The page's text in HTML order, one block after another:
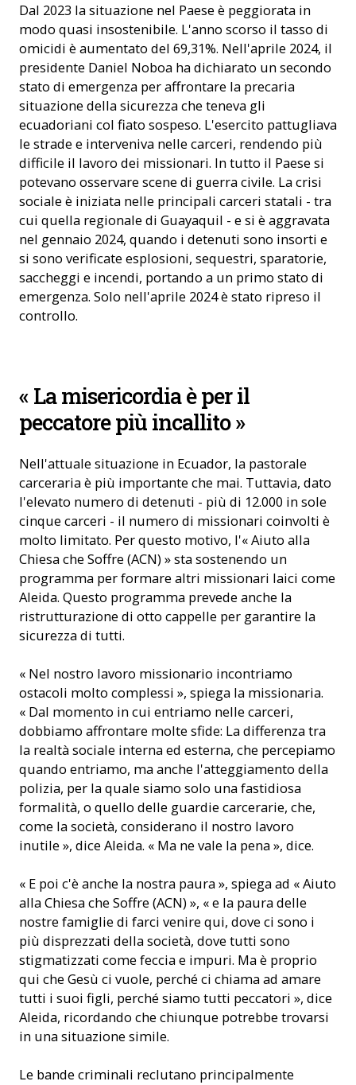
Dal 2023 la situazione nel Paese è peggiorata in
modo quasi insostenibile. L'anno scorso il tasso di
omicidi è aumentato del 69,31%. Nell'aprile 2024, il
presidente Daniel Noboa ha dichiarato un secondo
stato di emergenza per affrontare la precaria
situazione della sicurezza che teneva gli
ecuadoriani col fiato sospeso. L'esercito pattugliava
le strade e interveniva nelle carceri, rendendo più
difficile il lavoro dei missionari. In tutto il Paese si
potevano osservare scene di guerra civile. La crisi
sociale è iniziata nelle principali carceri statali - tra
cui quella regionale di Guayaquil - e si è aggravata
nel gennaio 2024, quando i detenuti sono insorti e
si sono verificate esplosioni, sequestri, sparatorie,
saccheggi e incendi, portando a un primo stato di
emergenza. Solo nell'aprile 2024 è stato ripreso il
controllo.
« La misericordia è per il
peccatore più incallito »
Nell'attuale situazione in Ecuador, la pastorale
carceraria è più importante che mai. Tuttavia, dato
l'elevato numero di detenuti - più di 12.000 in sole
cinque carceri - il numero di missionari coinvolti è
molto limitato. Per questo motivo, l'« Aiuto alla
Chiesa che Soffre (ACN) » sta sostenendo un
programma per formare altri missionari laici come
Aleida. Questo programma prevede anche la
ristrutturazione di otto cappelle per garantire la
sicurezza di tutti.
« Nel nostro lavoro missionario incontriamo
ostacoli molto complessi », spiega la missionaria.
« Dal momento in cui entriamo nelle carceri,
dobbiamo affrontare molte sfide: La differenza tra
la realtà sociale interna ed esterna, che percepiamo
quando entriamo, ma anche l'atteggiamento della
polizia, per la quale siamo solo una fastidiosa
formalità, o quello delle guardie carcerarie, che,
come la società, considerano il nostro lavoro
inutile », dice Aleida. « Ma ne vale la pena », dice.
« E poi c'è anche la nostra paura », spiega ad « Aiuto
alla Chiesa che Soffre (ACN) », « e la paura delle
nostre famiglie di farci venire qui, dove ci sono i
più disprezzati della società, dove tutti sono
stigmatizzati come feccia e impuri. Ma è proprio
qui che Gesù ci vuole, perché ci chiama ad amare
tutti i suoi figli, perché siamo tutti peccatori », dice
Aleida, ricordando che chiunque potrebbe trovarsi
in una situazione simile.
Le bande criminali reclutano principalmente